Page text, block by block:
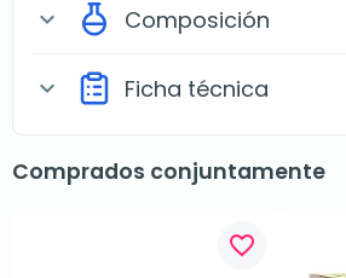
expand_more Composición
expand_more Ficha técnica
Comprados conjuntamente
favorite_border